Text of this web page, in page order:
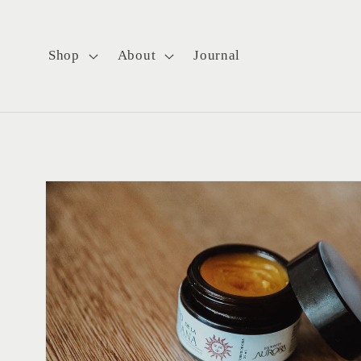
Shop About Journal
directamente
a la
del producto